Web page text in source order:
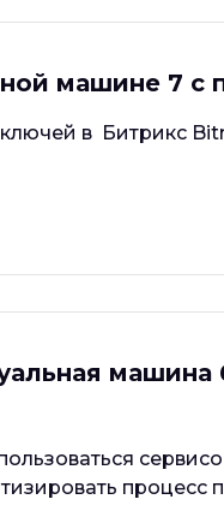
машине 7
в Битрикс
машина
процесс